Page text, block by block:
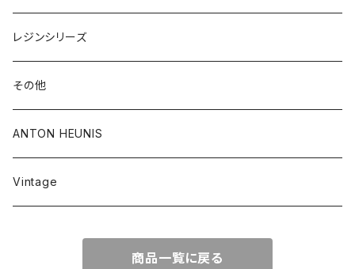
レジンシリーズ
その他
ANTON HEUNIS
Vintage
商品一覧に戻る